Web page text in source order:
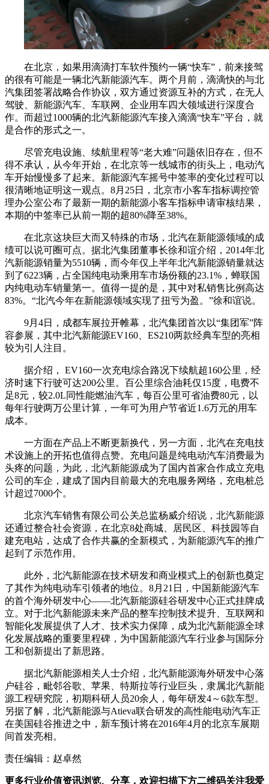
在北京，如果用滴滴打车软件预约一辆“快车”，前来接驾
的很有可能是一辆北汽新能源汽车。两个月前，滴滴快的与北
汽集团签署战略合作协议，双方通过资源互补的方式，在无人
驾驶、新能源汽车、车联网、企业用车四大领域进行深度合
作。而超过1000辆的北汽新能源汽车接入滴滴“快车”平台，就
是合作的形式之一。
尽管充电设施、续航里程等“老大难”问题依旧存在，但不
得不承认，从今年开始，在北京等一线城市的街头上，电动汽
车开始慢慢多了起来。新能源汽车摇号中签率的变化过程可以
很清晰地证明这一观点。8月25日，北京市小客车指标调控管
理办公室公布了最新一期的新能源小客车指标申请审核结果，
本期的中签率已从前一期的超80%降至38%。
在北京这块巨大而又特殊的市场，北汽在新能源领域的成
绩可以说可圈可点。据北汽集团董事长徐和谊介绍，2014年北
汽新能源销量为5510辆，而今年仅上半年北汽新能源销量就达
到了6223辆，占全国纯电动乘用车市场份额的23.1%，蝉联国
内纯电动车销量第一。值得一提的是，其中对私销售比例高达
83%。“北汽今年在新能源领域实现了扭亏为盈。”徐和谊说。
9月4日，成都车展拉开帷幕，北汽集团首次以“集团军”阵
容参展，其中北汽新能源EV160、ES210两款经典车型的亮相
较为引人注目。
据介绍， EV160一次充电综合路况下续航超160公里，经
济时速下行驶可达200公里。百公里综合油耗仅15度，电费不
足8元，较2.0L同性能燃油汽车，每百公里可省油费80元，以
每年行驶两万公里计算，一年可为用户节省近1.6万元的用车
成本。
一方面在产品上不断更新换代，另一方面，北汽在充电技
术设施上的开拓也值得点赞。充电问题是纯电动汽车消费最为
头疼的问题，为此，北汽新能源成为了国内首家合作成立充电
公司的车企，建成了国内目前最大的充电服务网络，充电桩总
计超过7000个。
北京汽车销售有限公司公关总监杨威介绍说，北汽新能源
还通过整合社会资源，在北京8处商城、居民区、科技园等自
建充电站，达成了合作共赢的全新模式，为新能源汽车的推广
起到了示范作用。
此外，北汽新能源在技术研发和商业模式上的创新也奠定
了其作为纯电动车引领者的地位。8月21日，中国新能源汽车
的首个海外研发中心——北汽新能源硅谷研发中心正式挂牌成
立。对于北汽新能源未来产品的整车控制技术提升、互联网和
智能化发展提供了人才、技术实力保障，成为北汽新能源全球
化发展战略的重要里程碑，为中国新能源汽车行业参与国际分
工和创新提出了新思路。
据北汽新能源相关人士介绍，北汽新能源海外研发中心落
户硅谷，毗邻谷歌、苹果、特斯拉等行业巨头，隶属北汽新能
源工程研究院，初期科研人员20余人，每年研发4～6款车型。
另据了解，北汽新能源与Atieva联合研发的高性能电动汽车正
在美国硅谷推进之中，新车预计将在2016年4月的北京车展期
间首发亮相。
责任编辑：赵卓然
更多行业价值资讯浏览、分享，欢迎扫描下方二维码关注我爱